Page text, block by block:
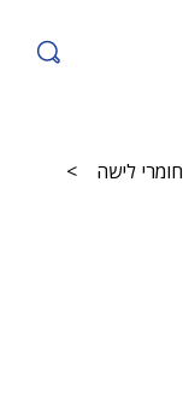
חומרי לישה
>